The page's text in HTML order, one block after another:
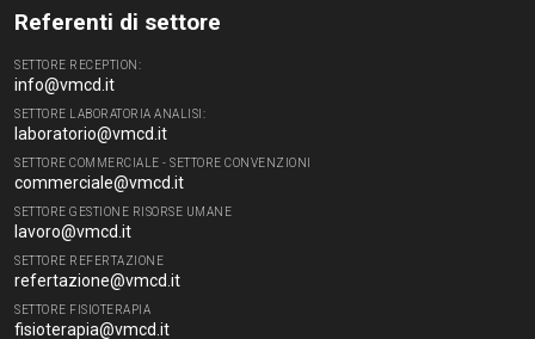
Referenti di settore
SETTORE RECEPTION:
info@vmcd.it
SETTORE LABORATORIA ANALISI:
laboratorio@vmcd.it
SETTORE COMMERCIALE - SETTORE CONVENZIONI
commerciale@vmcd.it
SETTORE GESTIONE RISORSE UMANE
lavoro@vmcd.it
SETTORE REFERTAZIONE
refertazione@vmcd.it
SETTORE FISIOTERAPIA
fisioterapia@vmcd.it